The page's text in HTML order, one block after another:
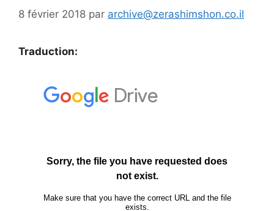
8 février 2018 par archive@zerashimshon.co.il
Traduction: